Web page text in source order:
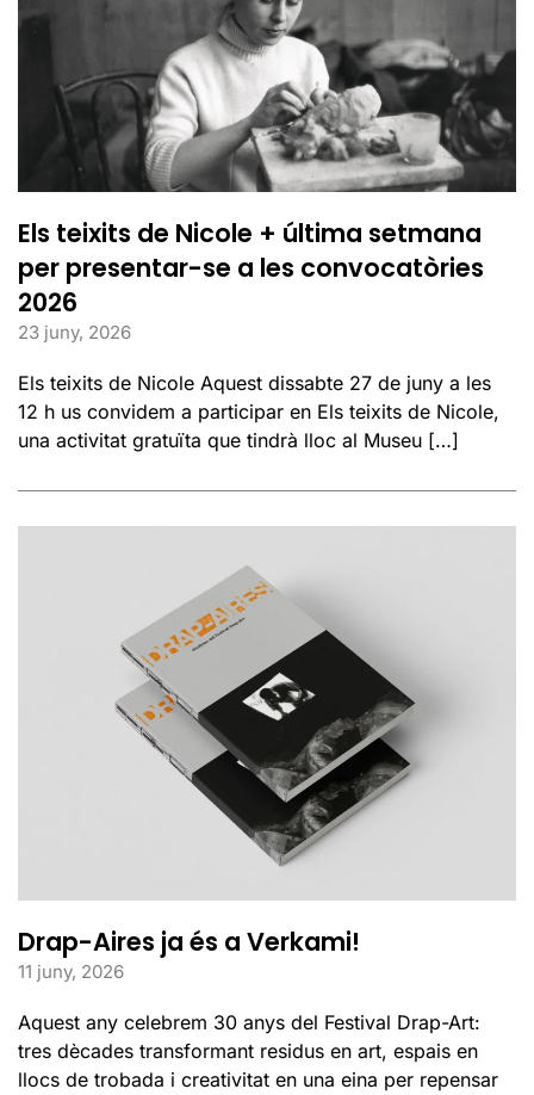
Els teixits de Nicole + última setmana
per presentar-se a les convocatòries
2026
23 juny, 2026
Els teixits de Nicole Aquest dissabte 27 de juny a les
12 h us convidem a participar en Els teixits de Nicole,
una activitat gratuïta que tindrà lloc al Museu […]
Drap-Aires ja és a Verkami!
11 juny, 2026
Aquest any celebrem 30 anys del Festival Drap-Art:
tres dècades transformant residus en art, espais en
llocs de trobada i creativitat en una eina per repensar